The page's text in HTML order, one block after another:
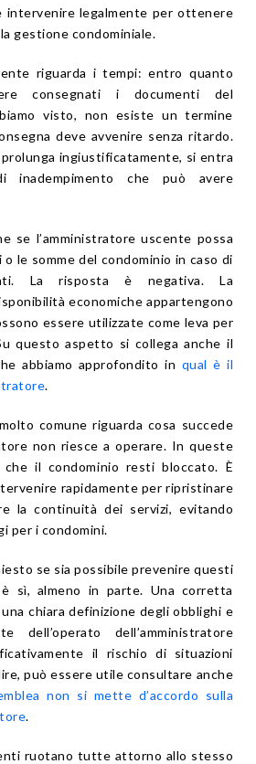
intervenire legalmente per ottenere
gestione condominiale.
riguarda i tempi: entro quanto
consegnati i documenti del
visto, non esiste un termine
deve avvenire senza ritardo.
ingiustificatamente, si entra
inadempimento che può avere
se l’amministratore uscente possa
le somme del condominio in caso di
La risposta è negativa. La
economiche appartengono
essere utilizzate come leva per
questo aspetto si collega anche il
abbiamo approfondito in qual è il
.
comune riguarda cosa succede
non riesce a operare. In queste
il condominio resti bloccato. È
rapidamente per ripristinare
la continuità dei servizi, evitando
per i condomini.
se sia possibile prevenire questi
sì, almeno in parte. Una corretta
chiara definizione degli obblighi e
dell’operato dell’amministratore
il rischio di situazioni
può essere utile consultare anche
non si mette d’accordo sulla
.
ruotano tutte attorno allo stesso